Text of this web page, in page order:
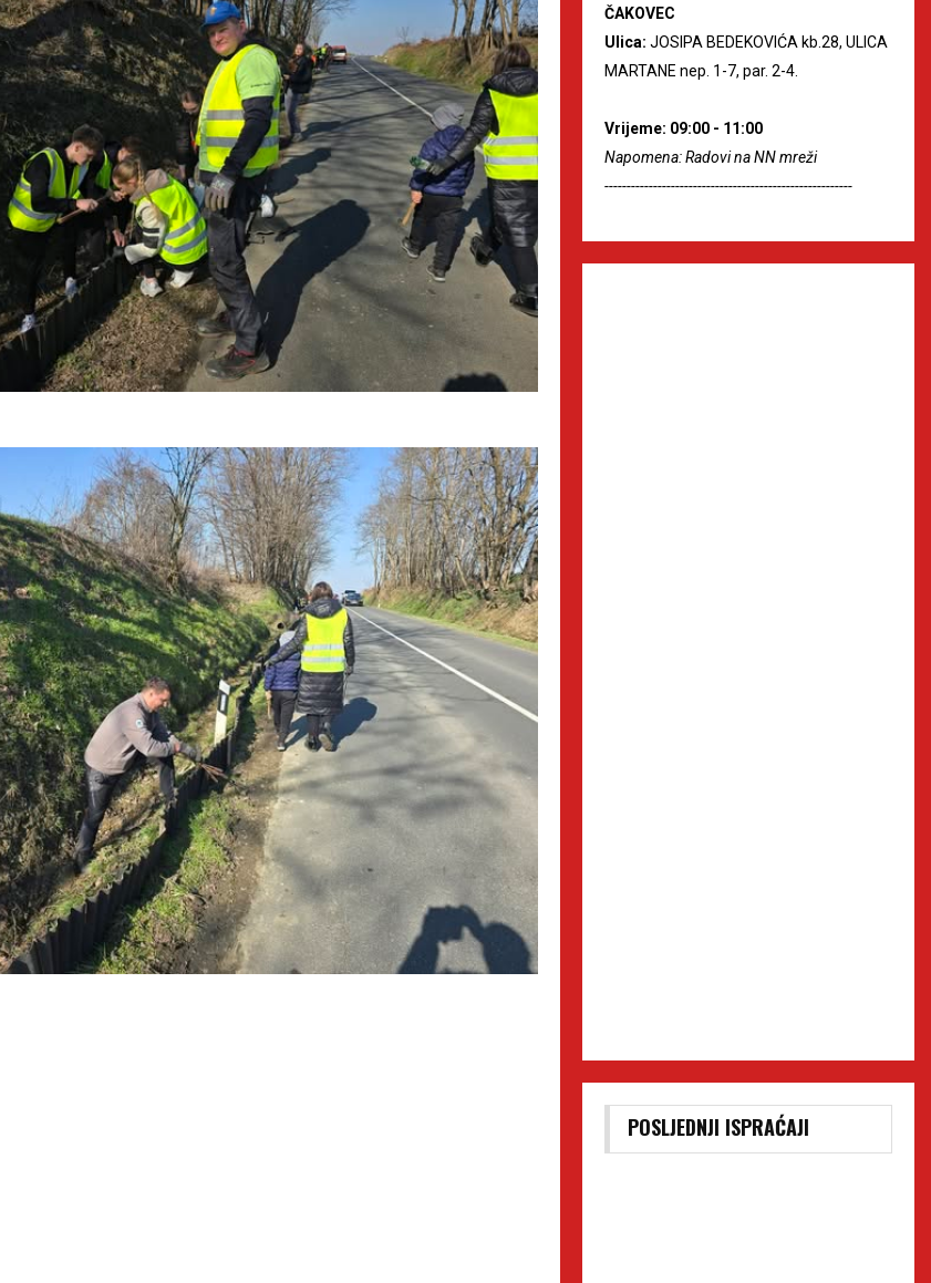
ČAKOVEC
Ulica: JOSIPA BEDEKOVIĆA kb.28, ULICA
MARTANE nep. 1-7, par. 2-4.
Vrijeme: 09:00 - 11:00
Napomena: Radovi na NN mreži
--------------------------------------------------------
POSLJEDNJI ISPRAĆAJI